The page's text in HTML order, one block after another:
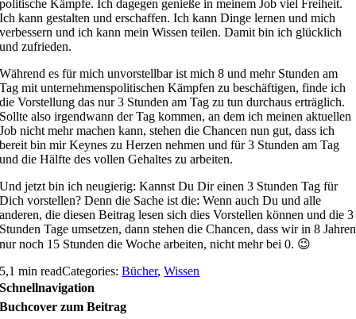
politische Kämpfe. Ich dagegen genieße in meinem Job viel Freiheit.
Ich kann gestalten und erschaffen. Ich kann Dinge lernen und mich
verbessern und ich kann mein Wissen teilen. Damit bin ich glücklich
und zufrieden.
Während es für mich unvorstellbar ist mich 8 und mehr Stunden am
Tag mit unternehmenspolitischen Kämpfen zu beschäftigen, finde ich
die Vorstellung das nur 3 Stunden am Tag zu tun durchaus erträglich.
Sollte also irgendwann der Tag kommen, an dem ich meinen aktuellen
Job nicht mehr machen kann, stehen die Chancen nun gut, dass ich
bereit bin mir Keynes zu Herzen nehmen und für 3 Stunden am Tag
und die Hälfte des vollen Gehaltes zu arbeiten.
Und jetzt bin ich neugierig: Kannst Du Dir einen 3 Stunden Tag für
Dich vorstellen? Denn die Sache ist die: Wenn auch Du und alle
anderen, die diesen Beitrag lesen sich dies Vorstellen können und die 3
Stunden Tage umsetzen, dann stehen die Chancen, dass wir in 8 Jahren
nur noch 15 Stunden die Woche arbeiten, nicht mehr bei 0. 😉
5,1 min readCategories:Bücher,Wissen
Schnellnavigation
Buchcover zum Beitrag